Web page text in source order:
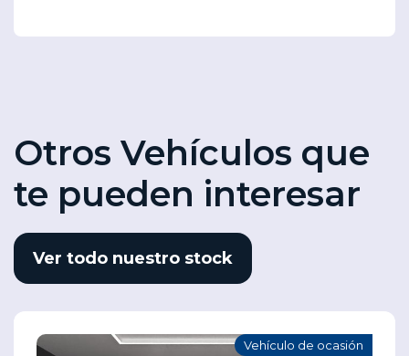
Otros Vehículos que
te pueden interesar
Ver todo nuestro stock
Vehículo de ocasión